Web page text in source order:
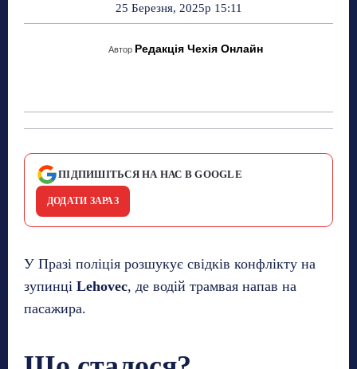
25 Березня, 2025р 15:11
Автор Редакція Чехія Онлайн
ПІДПИШІТЬСЯ НА НАС В GOOGLE
ДОДАТИ ЗАРАЗ
У Празі поліція розшукує свідків конфлікту на
зупинці Lehovec, де водій трамвая напав на
пасажира.